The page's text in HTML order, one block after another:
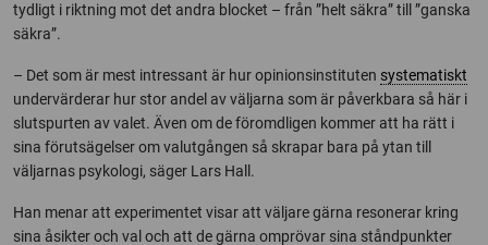
tydligt i riktning mot det andra blocket – från ”helt säkra” till ”ganska
säkra”.
– Det som är mest intressant är hur opinionsinstituten systematiskt
undervärderar hur stor andel av väljarna som är påverkbara så här i
slutspurten av valet. Även om de föromdligen kommer att ha rätt i
sina förutsägelser om valutgången så skrapar bara på ytan till
väljarnas psykologi, säger Lars Hall.
Han menar att experimentet visar att väljare gärna resonerar kring
sina åsikter och val och att de gärna omprövar sina ståndpunkter